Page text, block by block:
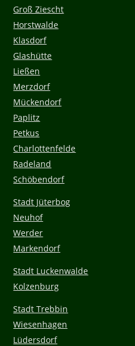
Groß Ziescht
Horstwalde
Klasdorf
Glashütte
Ließen
Merzdorf
Mückendorf
Paplitz
Petkus
Charlottenfelde
Radeland
Schöbendorf
Stadt Jüterbog
Neuhof
Werder
Markendorf
Stadt Luckenwalde
Kolzenburg
Stadt Trebbin
Wiesenhagen
Lüdersdorf